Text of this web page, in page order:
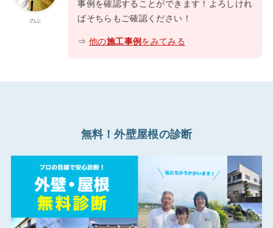
のぶ
事例を確認することができます！よろしけれ
ばそちらもご確認ください！
⇒他の施工事例 をみてみる
無料！外壁屋根の診断